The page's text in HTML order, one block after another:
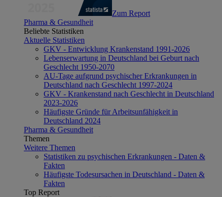
Zum Report
Pharma & Gesundheit
Beliebte Statistiken
Aktuelle Statistiken
GKV - Entwicklung Krankenstand 1991-2026
Lebenserwartung in Deutschland bei Geburt nach
Geschlecht 1950-2070
AU-Tage aufgrund psychischer Erkrankungen in
Deutschland nach Geschlecht 1997-2024
GKV - Krankenstand nach Geschlecht in Deutschland
2023-2026
Häufigste Gründe für Arbeitsunfähigkeit in
Deutschland 2024
Pharma & Gesundheit
Themen
Weitere Themen
Statistiken zu psychischen Erkrankungen - Daten &
Fakten
Häufigste Todesursachen in Deutschland - Daten &
Fakten
Top Report